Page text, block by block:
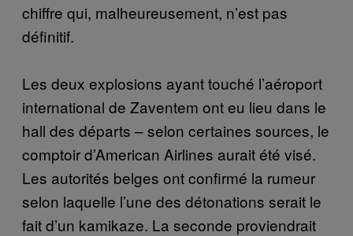
chiffre qui, malheureusement, n’est pas
définitif.
Les deux explosions ayant touché l’aéroport
international de Zaventem ont eu lieu dans le
hall des départs – selon certaines sources, le
comptoir d’American Airlines aurait été visé.
Les autorités belges ont confirmé la rumeur
selon laquelle l’une des détonations serait le
fait d’un kamikaze. La seconde proviendrait